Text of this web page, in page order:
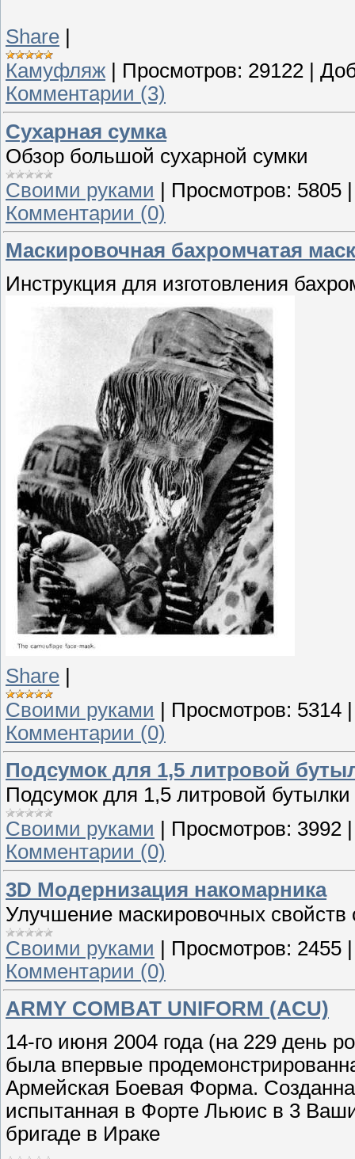
Share
Камуфляж
Просмотров: 29122
Комментарии (3)
Сухарная сумка
Обзор большой сухарной сумки
Своими руками | Просмотров: 5805
Комментарии (0)
Маскировочная бахромчатая
Инструкция для изготовления
Share |
Своими руками | Просмотров: 5314
Комментарии (0)
Подсумок для 1,5 литровой
Подсумок для 1,5 литровой
Своими руками
Просмотров: 3992
Комментарии (0)
3D Модернизация накомарника
Улучшение маскировочных свойств
Своими руками | Просмотров: 2455
Комментарии (0)
ARMY COMBAT UNIFORM (ACU)
14-го июня 2004 года (на 229 день
была впервые
Армейская Боевая Форма.
испытанная в Форте Льюис в 3
бригаде в Ираке